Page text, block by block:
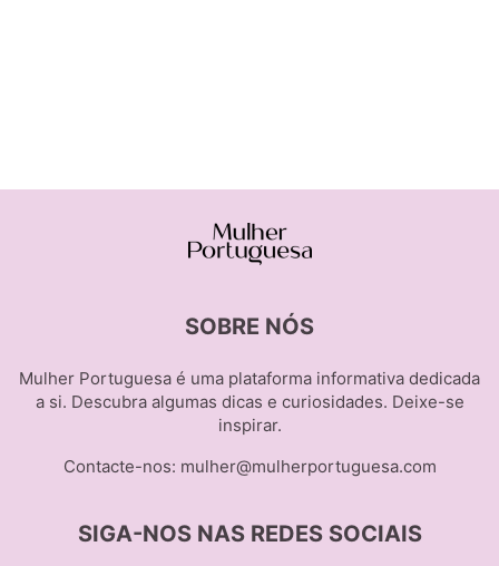
SOBRE NÓS
Mulher Portuguesa é uma plataforma informativa dedicada
a si. Descubra algumas dicas e curiosidades. Deixe-se
inspirar.
Contacte-nos: mulher@mulherportuguesa.com
SIGA-NOS NAS REDES SOCIAIS